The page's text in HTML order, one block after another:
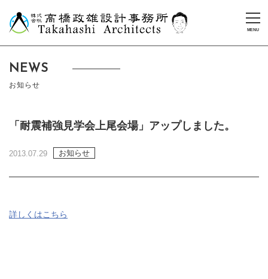
NEWS
お知らせ
「耐震補強見学会上尾会場」アップしました。
2013.07.29 お知らせ
詳しくはこちら